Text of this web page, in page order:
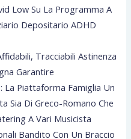
Low Su La Programma A
Depositario ADHD
Tracciabili Astinenza
Garantire
La Piattaforma Famiglia Un
Sia Di Greco-Romano Che
A Vari Musicista
Bandito Con Un Braccio